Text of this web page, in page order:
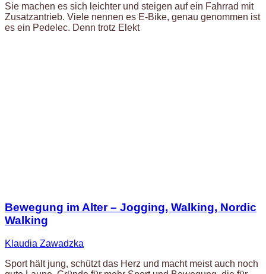
Sie machen es sich leichter und steigen auf ein Fahrrad mit
Zusatzantrieb. Viele nennen es E-Bike, genau genommen ist
es ein Pedelec. Denn trotz Elekt
Bewegung im Alter – Jogging, Walking, Nordic
Walking
Klaudia Zawadzka
Sport hält jung, schützt das Herz und macht meist auch noch